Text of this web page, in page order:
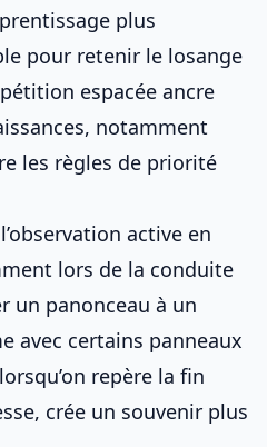
plus
pour retenir le losange
espacée ancre
notamment
les règles de priorité
active en
lors de la conduite
un panonceau à un
avec certains panneaux
repère la fin
, crée un souvenir plus